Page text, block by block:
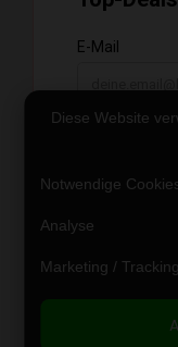
Diese Website
Notwendige
Analyse
Marketing / Tracking